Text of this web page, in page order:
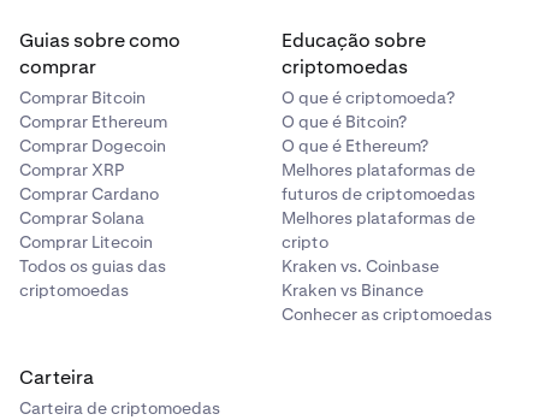
Guias sobre como
comprar
Comprar Bitcoin
Comprar Ethereum
Comprar Dogecoin
Comprar XRP
Comprar Cardano
Comprar Solana
Comprar Litecoin
Todos os guias das
criptomoedas
Educação sobre
criptomoedas
O que é criptomoeda?
O que é Bitcoin?
O que é Ethereum?
Melhores plataformas de
futuros de criptomoedas
Melhores plataformas de
cripto
Kraken vs. Coinbase
Kraken vs Binance
Conhecer as criptomoedas
Carteira
Carteira de criptomoedas